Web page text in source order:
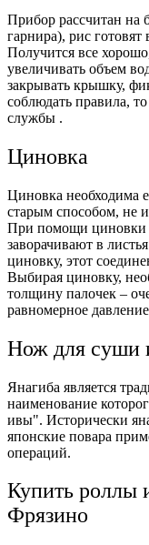
Прибор рассчитан на
гарнира), рис
Получится все
увеличивать объем
закрывать крышку,
соблюдать правила,
службы .
Циновка
Циновка необходима
старым способом, не
При помощи циновки
заворачивают в
циновку, этот
Выбирая циновку,
толщину палочек –
равномерное
Нож для суши
Янагиба является
наименование
ивы". Исторически
японские повара
операций.
Купить роллы
Фрязино